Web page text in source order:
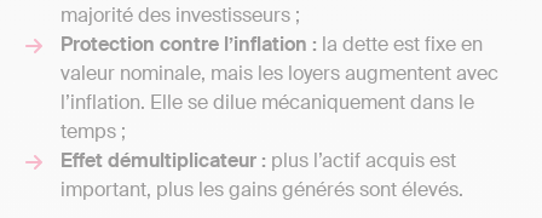
majorité des investisseurs ;
Protection contre l’inflation : la dette est fixe en
valeur nominale, mais les loyers augmentent avec
l’inflation. Elle se dilue mécaniquement dans le
temps ;
Effet démultiplicateur : plus l’actif acquis est
important, plus les gains générés sont élevés.